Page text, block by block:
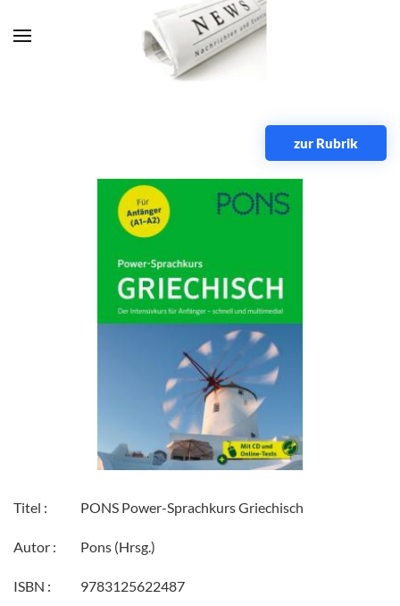
Zum Hauptinhalt springen
zur Rubrik
Titel : PONS Power-Sprachkurs Griechisch
Autor : Pons (Hrsg.)
ISBN : 9783125622487